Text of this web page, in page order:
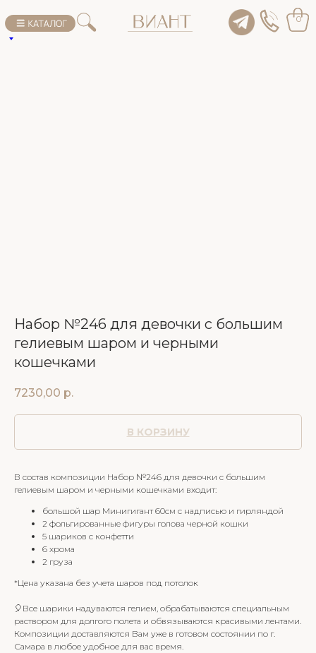
0
Набор №246 для девочки с большим
гелиевым шаром и черными
кошечками
7230,00 р.
В КОРЗИНУ
В состав композиции Набор №246 для девочки с большим
гелиевым шаром и черными кошечками входит:
большой шар Минигигант 60см с надписью и гирляндой
2 фольгированные фигуры голова черной кошки
5 шариков с конфетти
6 хрома
2 груза
*Цена указана без учета шаров под потолок
🎈Все шарики надуваются гелием, обрабатываются специальным
раствором для долгого полета и обвязываются красивыми лентами.
Композиции доставляются Вам уже в готовом состоянии по г.
Самара в любое удобное для вас время.